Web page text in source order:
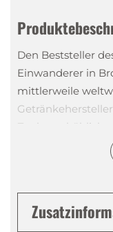
Den Beststeller
Einwanderer in
mittlerweile
Zucker erhältlich.
grosser Bruder
Menge Honig,